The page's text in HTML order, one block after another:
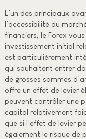
L’un des principaux
l’accessibilité du
financiers, le Forex
investissement initial
est particulièrement
qui souhaitent entrer
de grosses sommes
offre un effet de levier
peuvent contrôler une
capital relativement
que si l’effet de levier
également le risque de